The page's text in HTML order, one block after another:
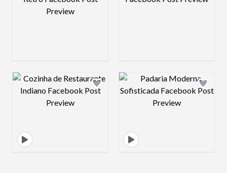
Design preview image Design preview